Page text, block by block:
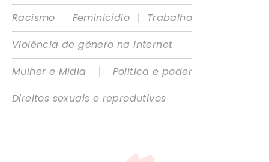
Racismo
| Feminicídio |
Trabalho
Violência de gênero na internet
Mulher e Mídia
|
Política e poder
Direitos sexuais e reprodutivos